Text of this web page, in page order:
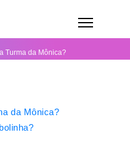
Turma da Mônica?
da Mônica?